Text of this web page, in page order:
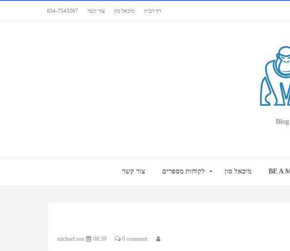
דף הבית מיכאל סון צור קשר 054-7543267
BE A מיכאל סון לקוחות מספרים צור קשר
michael son 08:39 0 comment